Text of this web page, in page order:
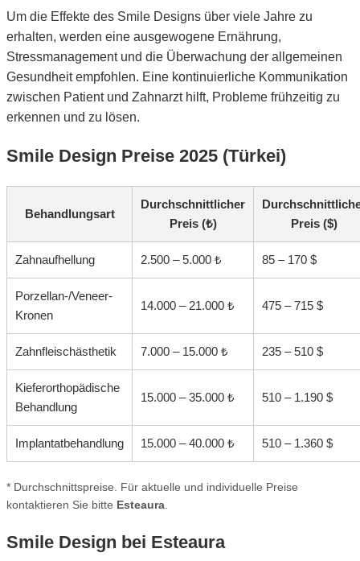
Um die Effekte des Smile Designs über viele Jahre zu
erhalten, werden eine ausgewogene Ernährung,
Stressmanagement und die Überwachung der allgemeinen
Gesundheit empfohlen. Eine kontinuierliche Kommunikation
zwischen Patient und Zahnarzt hilft, Probleme frühzeitig zu
erkennen und zu lösen.
Smile Design Preise 2025 (Türkei)
Behandlungsart
Durchschnittlicher
Preis (₺)
Preis ($)
Zahnaufhellung 2.500 – 5.000 ₺ 85 – 170 $
Porzellan-/Veneer-
Kronen
14.000 – 21.000 ₺ 475 – 715 $
Zahnfleischästhetik 7.000 – 15.000 ₺ 235 – 510 $
Kieferorthopädische
Behandlung
15.000 – 35.000 ₺ 510 – 1.190 $
Implantatbehandlung 15.000 – 40.000 ₺ 510 – 1.360 $
* Durchschnittspreise. Für aktuelle und individuelle Preise
kontaktieren Sie bitte Esteaura
Smile Design bei Esteaura